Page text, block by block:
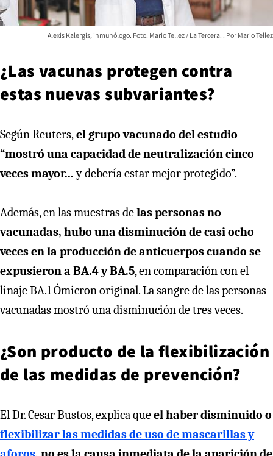
Alexis Kalergis, inmunólogo. Foto: Mario Tellez / La Tercera. Mario Tellez
¿Las vacunas protegen contra
estas nuevas subvariantes?
Según Reuters,el grupo vacunado del estudio
“mostró una capacidad de neutralización cinco
veces mayor...y debería estar mejor protegido”.
Además, en las muestras delas personas no
vacunadas, hubo una disminución de casi ocho
veces en la producción de anticuerpos cuando se
expusieron a BA.4 y BA.5, en comparación con el
linaje BA.1 Ómicron original. La sangre de las personas
vacunadas mostró una disminución de tres veces.
¿Son producto de la flexibilización
de las medidas de prevención?
El Dr. Cesar Bustos, explica queel haber disminuido o
flexibilizar las medidas de uso de mascarillas y